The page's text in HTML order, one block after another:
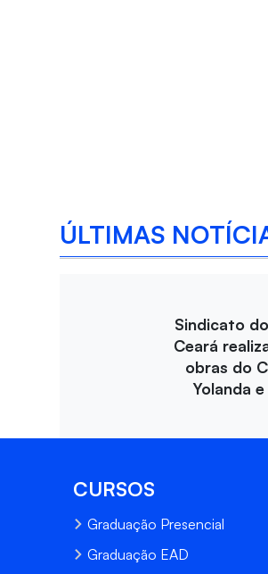
ÚLTIMAS
Sindicato
Ceará
obras do
Yolanda
CURSOS
Graduação Presencial
Graduação EAD